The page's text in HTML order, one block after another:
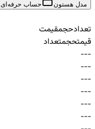
مدل هستون حساب حرفه‌ای
تعدادحجمقیمت
قیمتحجمتعداد
-
-
-
-
-
-
-
-
-
-
-
-
-
-
-
-
-
-